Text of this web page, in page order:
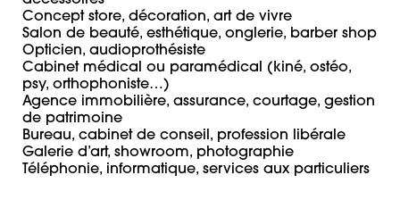
Concept store, décoration, art de vivre
Salon de beauté, esthétique, onglerie, barber shop
Opticien, audioprothésiste
Cabinet médical ou paramédical (kiné, ostéo,
psy, orthophoniste…)
Agence immobilière, assurance, courtage, gestion
de patrimoine
Bureau, cabinet de conseil, profession libérale
Galerie d’art, showroom, photographie
Téléphonie, informatique, services aux particuliers